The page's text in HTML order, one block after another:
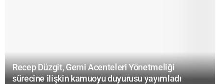
Recep Düzgit, Gemi Acenteleri Yönetmeliği
sürecine ilişkin kamuoyu duyurusu yayımladı